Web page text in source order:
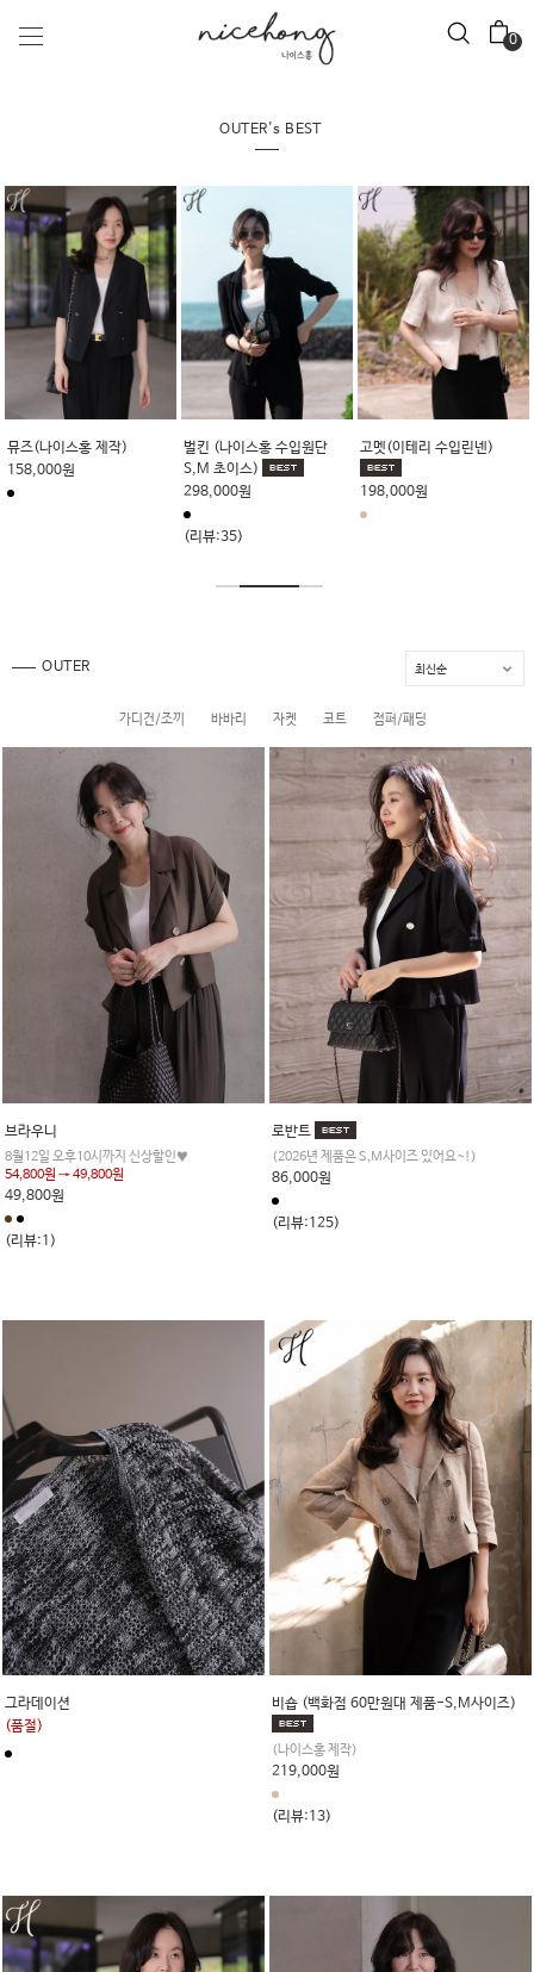
0
OUTER's BEST
엘가(블랙)
109,000원
후카이도(화이트)
98,000원
(리뷰:3)
coco tweed (이태리 수입원
단)
(나이스홍 제작)
219,000원
OUTER
가디건/조끼 바바리 자켓 코트 점퍼/패딩
브라우니
8월12일 오후10시까지 신상할인♥
54,800원 → 49,800원
49,800원
(리뷰:1)
로반트
(2026년 제품은 S,M사이즈 있어요~!)
86,000원
(리뷰:125)
그라데이션
(품절)
비숍 (백화점 60만원대 제품-S,M사이즈)
(나이스홍 제작)
219,000원
(리뷰:13)